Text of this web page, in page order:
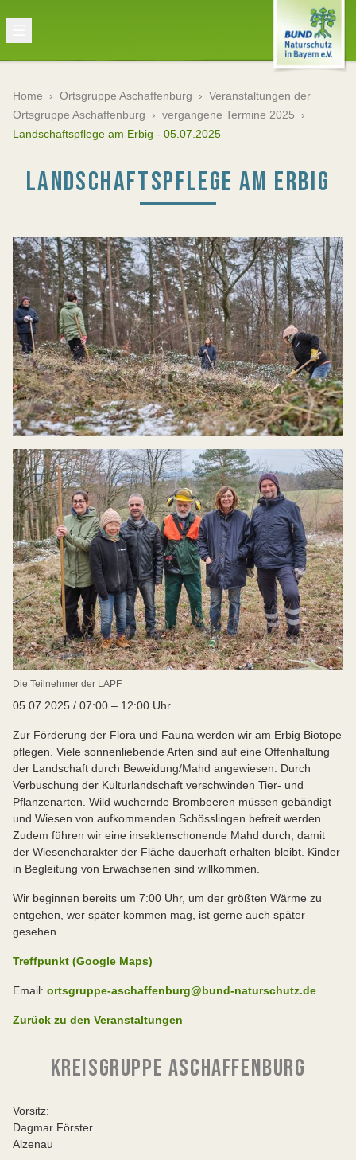
Home › Ortsgruppe Aschaffenburg › Veranstaltungen der
Ortsgruppe Aschaffenburg › vergangene Termine 2025 ›
Landschaftspflege am Erbig - 05.07.2025
LANDSCHAFTSPFLEGE AM ERBIG
Die Teilnehmer der LAPF
05.07.2025 / 07:00 – 12:00 Uhr
Zur Förderung der Flora und Fauna werden wir am Erbig Biotope
pflegen. Viele sonnenliebende Arten sind auf eine Offenhaltung
der Landschaft durch Beweidung/Mahd angewiesen. Durch
Verbuschung der Kulturlandschaft verschwinden Tier- und
Pflanzenarten. Wild wuchernde Brombeeren müssen gebändigt
und Wiesen von aufkommenden Schösslingen befreit werden.
Zudem führen wir eine insektenschonende Mahd durch, damit
der Wiesencharakter der Fläche dauerhaft erhalten bleibt. Kinder
in Begleitung von Erwachsenen sind willkommen.
Wir beginnen bereits um 7:00 Uhr, um der größten Wärme zu
entgehen, wer später kommen mag, ist gerne auch später
gesehen.
Treffpunkt (Google Maps)
Email: ortsgruppe-aschaffenburg@bund-naturschutz.de
Zurück zu den Veranstaltungen
KREISGRUPPE ASCHAFFENBURG
Vorsitz:
Dagmar Förster
Alzenau